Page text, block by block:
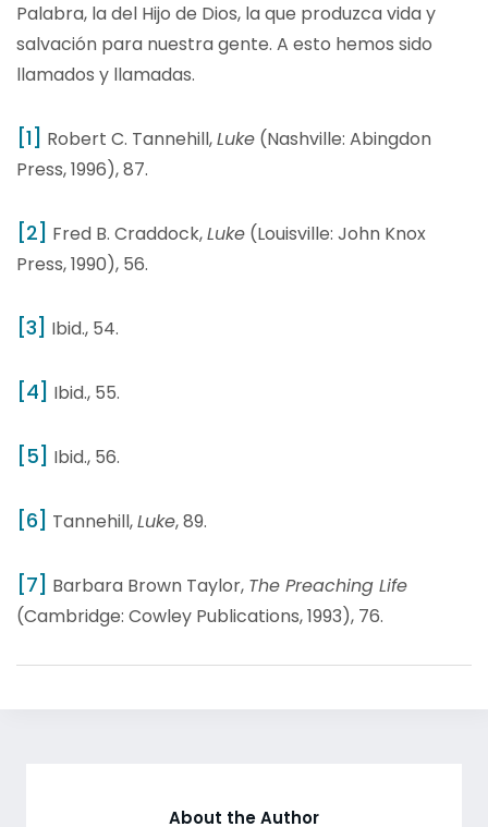
Palabra, la del Hijo de Dios, la que produzca vida y
salvación para nuestra gente. A esto hemos sido
llamados y llamadas.
[1] Robert C. Tannehill,Luke (Nashville: Abingdon
Press, 1996), 87.
[2] Fred B. Craddock,Luke (Louisville: John Knox
Press, 1990), 56.
[3] Ibid., 54.
[4] Ibid., 55.
[5] Ibid., 56.
[6] Tannehill,Luke, 89.
[7] Barbara Brown Taylor, The Preaching Life
(Cambridge: Cowley Publications, 1993), 76.
About the Author